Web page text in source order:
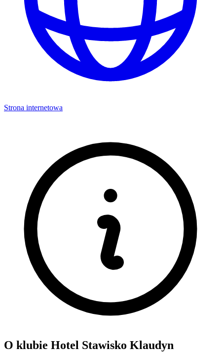
Strona internetowa
O klubie Hotel Stawisko Klaudyn